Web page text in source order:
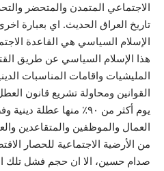
الاجتماعي المتمدن والمتحضر
تاريخ العراق الحديث. اي بعبارة
الإسلام السياسي هي القاعدة
هذا الإسلام السياسي عن طريق
المليشيات واقامات المناسبات
يوم أكثر من ٩٠٪ منها عطلة
العمال والموظفين والمتقاعدين
من الأرضية الاجتماعية للحصار
صدام حسين، الا ان حجم فشل تلك